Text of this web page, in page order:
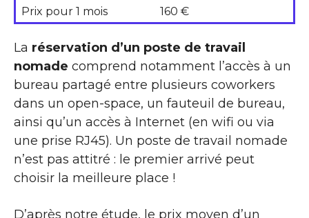
Prix pour 1 mois
160 €
La réservation d’un poste de travail
nomade comprend notamment l’accès à un
bureau partagé entre plusieurs coworkers
dans un open-space, un fauteuil de bureau,
ainsi qu’un accès à Internet (en wifi ou via
une prise RJ45). Un poste de travail nomade
n’est pas attitré : le premier arrivé peut
choisir la meilleure place !
D’après notre étude, le prix moyen d’un